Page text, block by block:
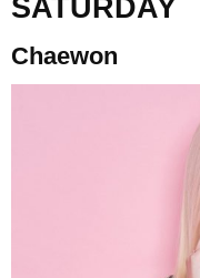
SATURDAY
Chaewon